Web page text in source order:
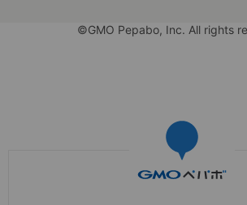
©GMO Pepabo, Inc. All rights